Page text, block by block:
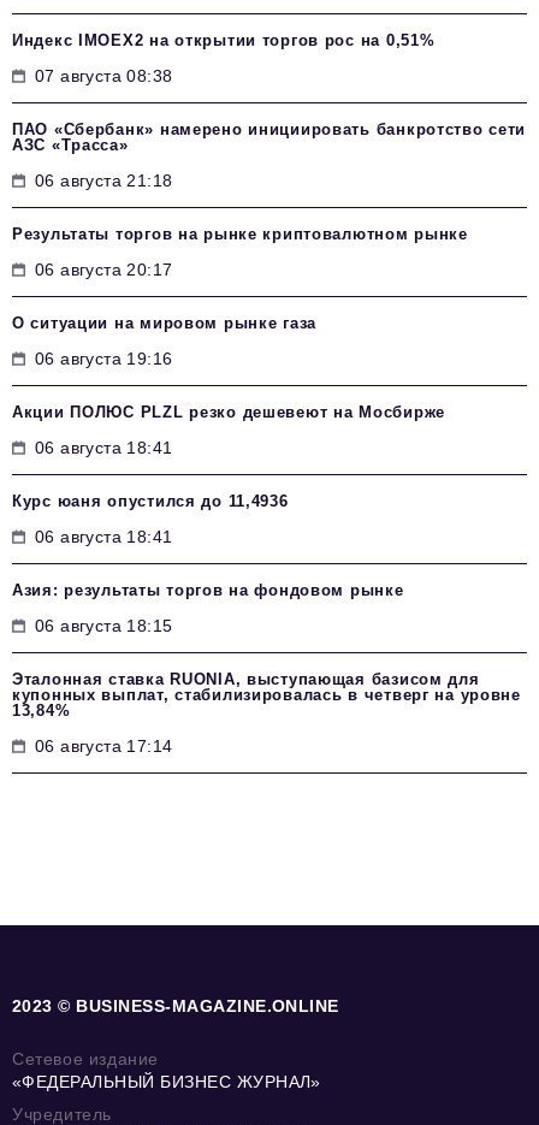
Индекс IMOEX2 на открытии торгов рос на 0,51%
07 августа 08:38
ПАО «Сбербанк» намерено инициировать банкротство сети
АЗС «Трасса»
06 августа 21:18
Результаты торгов на рынке криптовалютном рынке
06 августа 20:17
О ситуации на мировом рынке газа
06 августа 19:16
Акции ПОЛЮС PLZL резко дешевеют на Мосбирже
06 августа 18:41
Курс юаня опустился до 11,4936
06 августа 18:41
Азия: результаты торгов на фондовом рынке
06 августа 18:15
Эталонная ставка RUONIA, выступающая базисом для
купонных выплат, стабилизировалась в четверг на уровне
13,84%
06 августа 17:14
2023 © BUSINESS-MAGAZINE.ONLINE
Сетевое издание
«ФЕДЕРАЛЬНЫЙ БИЗНЕС ЖУРНАЛ»
Учредитель